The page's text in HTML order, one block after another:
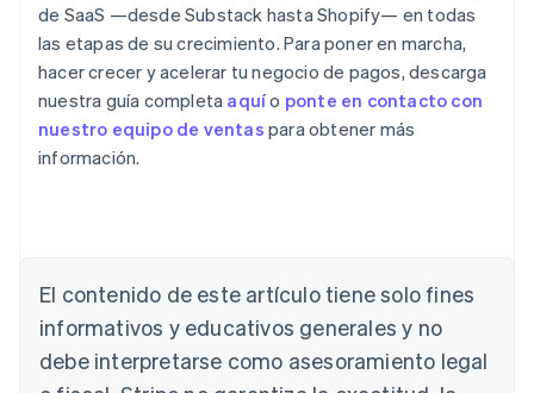
de SaaS —desde Substack hasta Shopify— en todas
las etapas de su crecimiento. Para poner en marcha,
hacer crecer y acelerar tu negocio de pagos, descarga
nuestra guía completa aquío ponte en contacto con
nuestro equipo de ventas para obtener más
información.
El contenido de este artículo tiene solo fines
informativos y educativos generales y no
debe interpretarse como asesoramiento legal
DeutschEnglish
Australia
English
Austria
DeutschEnglish